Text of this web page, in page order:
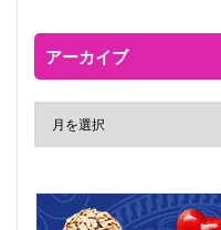
アーカイブ